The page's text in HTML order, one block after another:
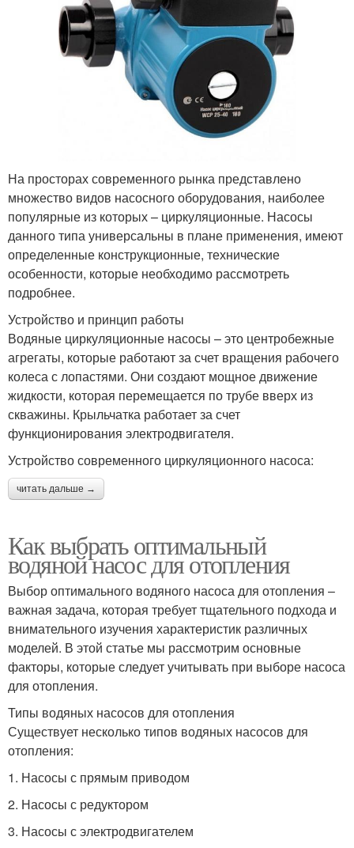
На просторах современного рынка представлено
множество видов насосного оборудования, наиболее
популярные из которых – циркуляционные. Насосы
данного типа универсальны в плане применения, имеют
определенные конструкционные, технические
особенности, которые необходимо рассмотреть
подробнее.
Устройство и принцип работы
Водяные циркуляционные насосы – это центробежные
агрегаты, которые работают за счет вращения рабочего
колеса с лопастями. Они создают мощное движение
жидкости, которая перемещается по трубе вверх из
скважины. Крыльчатка работает за счет
функционирования электродвигателя.
Устройство современного циркуляционного насоса:
читать дальше →
Как выбрать оптимальный
водяной насос для отопления
Выбор оптимального водяного насоса для отопления –
важная задача, которая требует тщательного подхода и
внимательного изучения характеристик различных
моделей. В этой статье мы рассмотрим основные
факторы, которые следует учитывать при выборе насоса
для отопления.
Типы водяных насосов для отопления
Существует несколько типов водяных насосов для
отопления:
1. Насосы с прямым приводом
2. Насосы с редуктором
3. Насосы с электродвигателем